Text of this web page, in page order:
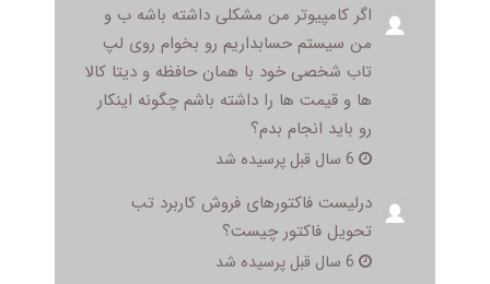
اگر کامپیوتر من مشکلی داشته باشه ب و
من سیستم حسابداریم رو بخوام روی لپ
تاب شخصی خود با همان حافظه و دیتا کالا
ها و قیمت ها را داشته باشم چگونه اینکار
رو باید انجام بدم؟
درلیست فاکتورهای فروش کاربرد تب
تحویل فاکتور چیست؟